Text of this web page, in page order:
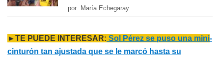
por María Echegaray
►TE PUEDE INTERESAR: Sol Pérez se puso una mini-
cinturón tan ajustada que se le marcó hasta su